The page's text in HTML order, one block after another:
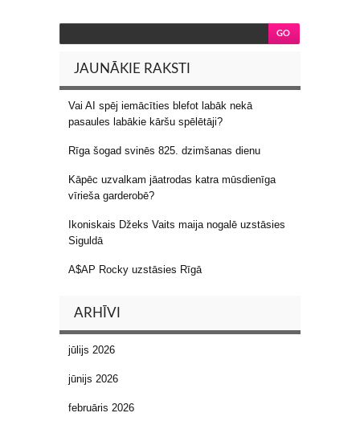
JAUNĀKIE RAKSTI
Vai AI spēj iemācīties blefot labāk nekā
pasaules labākie kāršu spēlētāji?
Rīga šogad svinēs 825. dzimšanas dienu
Kāpēc uzvalkam jāatrodas katra mūsdienīga
vīrieša garderobē?
Ikoniskais Džeks Vaits maija nogalē uzstāsies
Siguldā
A$AP Rocky uzstāsies Rīgā
ARHĪVI
jūlijs 2026
jūnijs 2026
februāris 2026